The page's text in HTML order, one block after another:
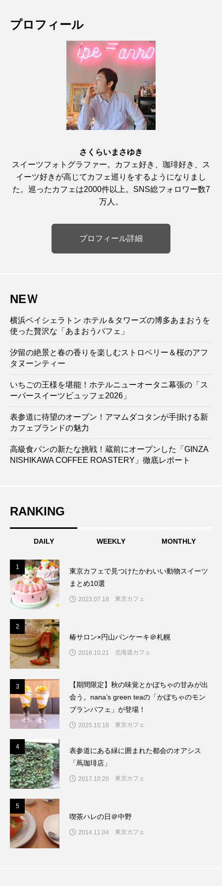
プロフィール
さくらいまさゆき
スイーツフォトグラファー。カフェ好き、珈琲好き、ス
イーツ好きが高じてカフェ巡りをするようになりまし
た。巡ったカフェは2000件以上。SNS総フォロワー数7
万人。
プロフィール詳細
NEＷ
横浜ベイシェラトン ホテル＆タワーズの博多あまおうを
使った贅沢な「あまおうパフェ」
汐留の絶景と春の香りを楽しむストロベリー＆桜のアフ
タヌーンティー
いちごの王様を堪能！ホテルニューオータニ幕張の「ス
ーパースイーツビュッフェ2026」
表参道に待望のオープン！アマムダコタンが手掛ける新
カフェブランドの魅力
高級食パンの新たな挑戦！蔵前にオープンした「GINZA
NISHIKAWA COFFEE ROASTERY」徹底レポート
RANKING
DAILY WEEKLY MONTHLY
1
東京カフェで見つけたかわいい動物スイーツ
まとめ10選
2023.07.18 東京カフェ
2
椿サロン×円山パンケーキ＠札幌
2016.10.21 北海道カフェ
3
【期間限定】秋の味覚とかぼちゃの甘みが出
会う。nana’s green teaの「かぼちゃのモン
ブランパフェ」が登場！
2025.10.18 東京カフェ
4
表参道にある緑に囲まれた都会のオアシス
「蔦珈琲店」
2017.10.20 東京カフェ
5
喫茶ハレの日＠中野
2014.11.04 東京カフェ